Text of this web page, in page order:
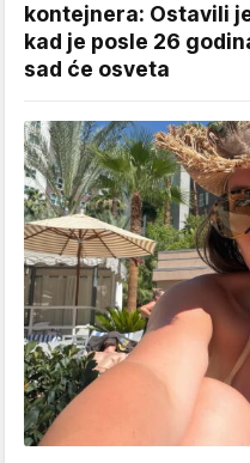
kontejnera: Ostavili
kad je posle 26
sad će osveta